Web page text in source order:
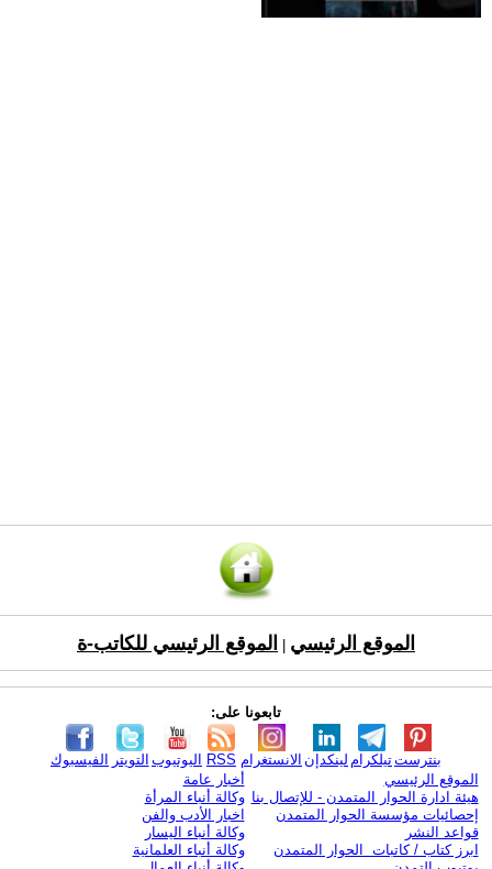
الموقع الرئيسي الموقع الرئيسي للكاتب-ة
تابعونا على:
الفيسبوك التويتر اليوتيوب RSS الانستغرام لينكدإن تيلكرامبنترست
الموقع الرئيسي
هيئة ادارة الحوار المتمدن - للإتصال بنا
إحصائيات مؤسسة الحوار المتمدن
قواعد النشر
ابرز كتاب / كاتبات الحوار المتمدن
أخبار عامة
وكالة أنباء المرأة
اخبار الأدب والفن
وكالة أنباء اليسار
وكالة أنباء العلمانية